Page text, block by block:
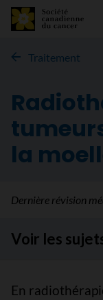
Traitement
la
Dernière révision
Voir les
En